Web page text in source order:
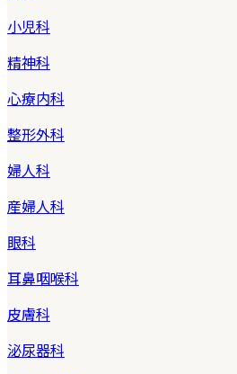
小児科
精神科
心療内科
整形外科
婦人科
産婦人科
眼科
耳鼻咽喉科
皮膚科
泌尿器科